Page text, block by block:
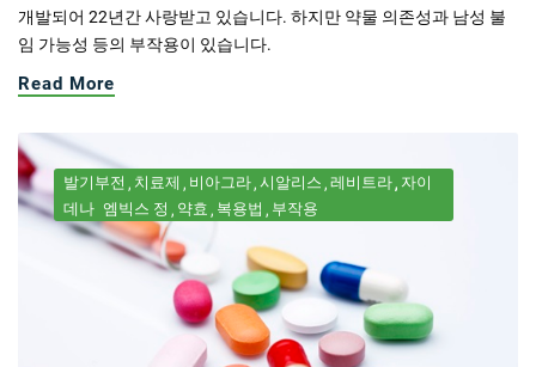
개발되어 22년간 사랑받고 있습니다. 하지만 약물 의존성과 남성 불
임 가능성 등의 부작용이 있습니다.
Read More
발기부전 치료제 비아그라 시알리스 레비트라 자이
데나 엠빅스 정 약효 복용법 부작용